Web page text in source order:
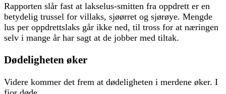
Rapporten slår fast at lakselus-smitten fra oppdrett er en
betydelig trussel for villaks, sjøørret og sjørøye. Mengde
lus per oppdrettslaks går ikke ned, til tross for at næringen
selv i mange år har sagt at de jobber med tiltak.
Dødeligheten øker
Videre kommer det frem at dødeligheten i merdene øker. I